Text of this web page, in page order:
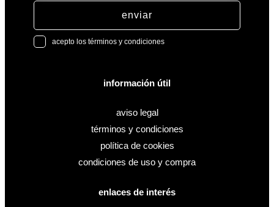
acepto los términos y condiciones
enviar
información útil
aviso legal
términos y condiciones
política de cookies
condiciones de uso y compra
enlaces de interés